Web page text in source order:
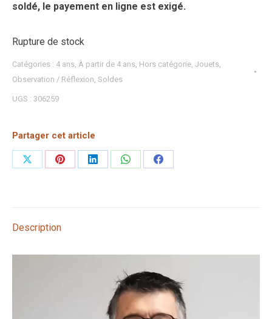
soldé, le payement en ligne est exigé.
Rupture de stock
Catégories : 4 ans, À partir de 4 ans, Hors catégorie, Jouets,
Observation / Réflexion, Soldes
UGS : 306259
Partager cet article
PartagerPartagerPartagerPartagerPartager
Description